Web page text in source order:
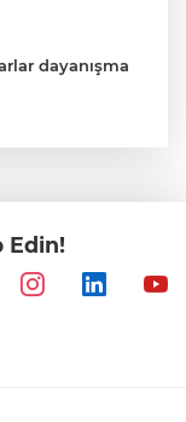
dayanışma
Müzesi ve
için iş birliği
Bursa'nın
Edin!